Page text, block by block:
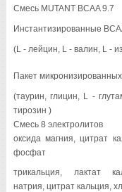
Смесь MUTANT BCAA 9.7
Инстантизированные
(L - лейцин, L - валин, L -
Пакет
(таурин, глицин, L -
тирозин )
Смесь 8 электролитов
оксида магния, цитрат
фосфат
трикальция, лактат
натрия, цитрат кальция,